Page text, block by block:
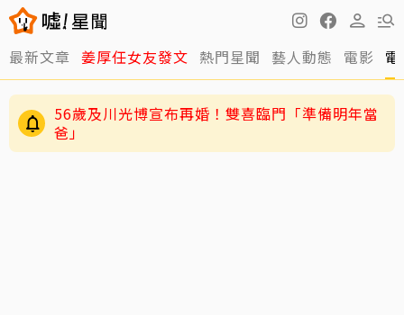
最新文章 姜厚任女友發文 熱門星聞 藝人動態 電影
56歲及川光博宣布再婚！雙喜臨門「準備明年當
爸」